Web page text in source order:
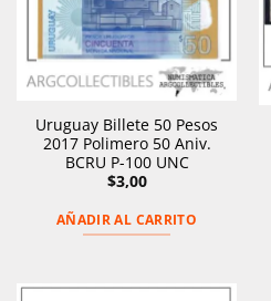
Uruguay Billete 50 Pesos
2017 Polimero 50 Aniv.
BCRU P-100 UNC
$3,00
AÑADIR AL CARRITO